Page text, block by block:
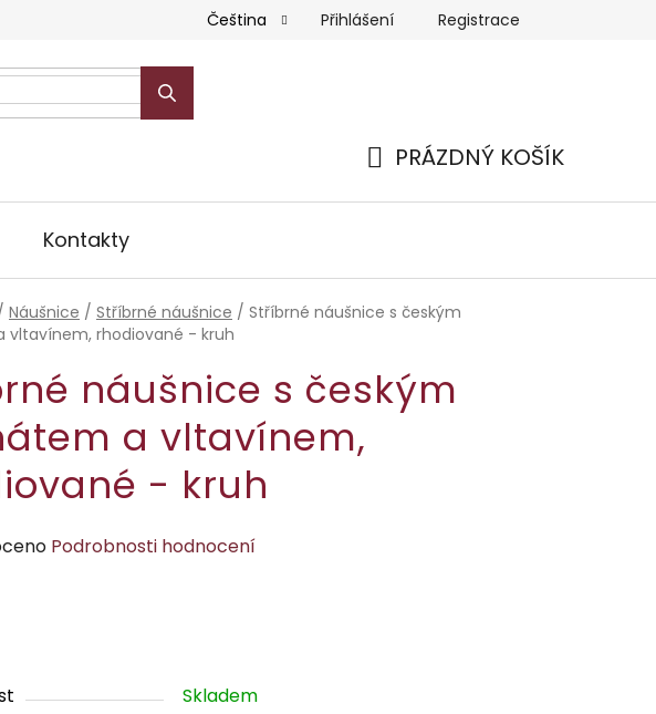
Čeština Přihlášení Registrace
PRÁZDNÝ KOŠÍK
Kontakty
Náušnice / Stříbrné náušnice / Stříbrné náušnice s českým
vltavínem, rhodiované - kruh
náušnice s českým
a vltavínem,
- kruh
Podrobnosti hodnocení
Skladem